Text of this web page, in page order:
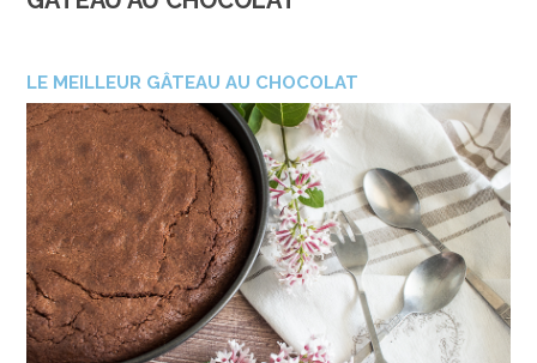
LE MEILLEUR GÂTEAU AU CHOCOLAT